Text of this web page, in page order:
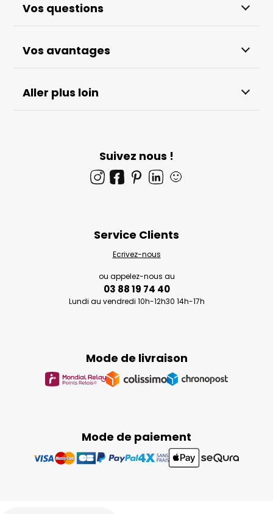
Vos questions
Vos avantages
Aller plus loin
Suivez nous !
🙂
Mode de paiement
Mode de livraison
Service Clients
Ecrivez-nous
ou appelez-nous au
03 88 19 74 40
Lundi au vendredi 10h-12h30 14h-17h